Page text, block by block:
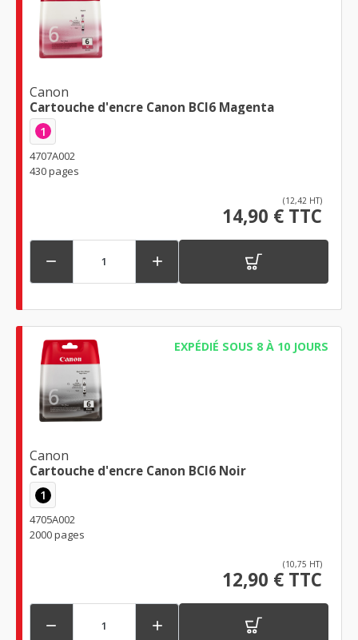
Canon
Cartouche d'encre Canon BCI6 Magenta
1
4707A002
430 pages
(12,42 HT)
14,90 € TTC
 
EXPÉDIÉ SOUS 8 À 10 JOURS
Canon
Cartouche d'encre Canon BCI6 Noir
1
4705A002
2000 pages
(10,75 HT)
12,90 € TTC
 